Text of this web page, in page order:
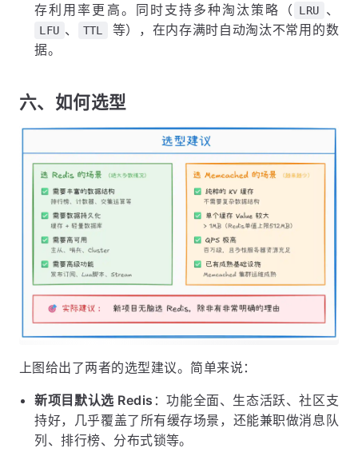
存利用率更高。同时支持多种淘汰策略（
LRU 、
LFU 、 TTL
等），在内存满时自动淘汰不常用的数
据。
六、如何选型
上图给出了两者的选型建议。简单来说：
新项目默认选 Redis ：功能全面、生态活跃、社区支
持好，几乎覆盖了所有缓存场景，还能兼职做消息队
列、排行榜、分布式锁等。